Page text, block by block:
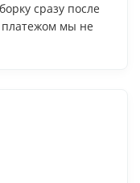
сразу после
мы не